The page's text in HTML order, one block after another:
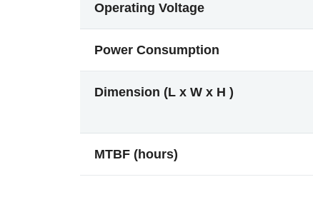
Operating Voltage
Power Consumption
Dimension (L x W x H )
MTBF (hours)